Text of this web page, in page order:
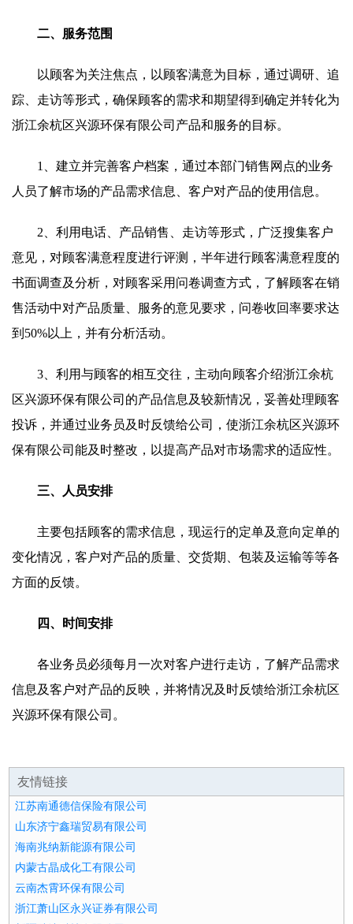
二、服务范围
以顾客为关注焦点，以顾客满意为目标，通过调研、追
踪、走访等形式，确保顾客的需求和期望得到确定并转化为
浙江余杭区兴源环保有限公司产品和服务的目标。
1、建立并完善客户档案，通过本部门销售网点的业务
人员了解市场的产品需求信息、客户对产品的使用信息。
2、利用电话、产品销售、走访等形式，广泛搜集客户
意见，对顾客满意程度进行评测，半年进行顾客满意程度的
书面调查及分析，对顾客采用问卷调查方式，了解顾客在销
售活动中对产品质量、服务的意见要求，问卷收回率要求达
到50%以上，并有分析活动。
3、利用与顾客的相互交往，主动向顾客介绍浙江余杭
区兴源环保有限公司的产品信息及较新情况，妥善处理顾客
投诉，并通过业务员及时反馈给公司，使浙江余杭区兴源环
保有限公司能及时整改，以提高产品对市场需求的适应性。
三、人员安排
主要包括顾客的需求信息，现运行的定单及意向定单的
变化情况，客户对产品的质量、交货期、包装及运输等等各
方面的反馈。
四、时间安排
各业务员必须每月一次对客户进行走访，了解产品需求
信息及客户对产品的反映，并将情况及时反馈给浙江余杭区
兴源环保有限公司。
友情链接
江苏南通德信保险有限公司
山东济宁鑫瑞贸易有限公司
海南兆纳新能源有限公司
内蒙古晶成化工有限公司
云南杰霄环保有限公司
浙江萧山区永兴证券有限公司